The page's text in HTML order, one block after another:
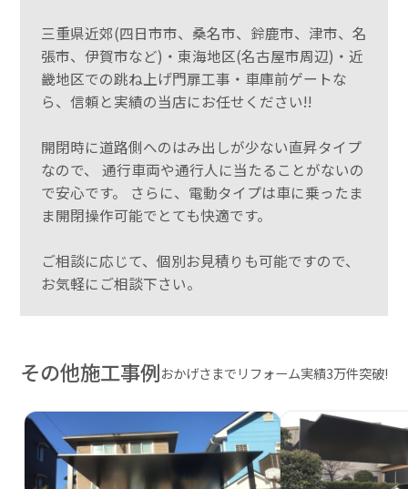
三重県近郊(四日市市、桑名市、鈴鹿市、津市、名
張市、伊賀市など)・東海地区(名古屋市周辺)・近
畿地区での跳ね上げ門扉工事・車庫前ゲートな
ら、信頼と実績の当店にお任せください!!
開閉時に道路側へのはみ出しが少ない直昇タイプ
なので、 通行車両や通行人に当たることがないの
で安心です。 さらに、電動タイプは車に乗ったま
ま開閉操作可能でとても快適です。
ご相談に応じて、個別お見積りも可能ですので、
お気軽にご相談下さい。
その他施工事例おかげさまでリフォーム実績3万件突破!